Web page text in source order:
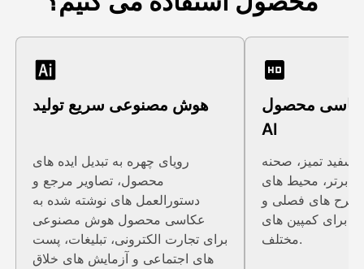
هوش مصنوعی سریع تولید
رویای چهره به تبدیل ایده های
محصول، تصاویر مرجع و
دستورالعمل های نوشته شده به
عکاسی محصول هوش مصنوعی
برای تجارت الکترونی، تبلیغات، پست
های اجتماعی و آزمایش های خلاق
عکاسی محصول
AI
سفید تمیز، صحنه
برتر، محیط های
طرح های فصلی و
برای کمپین های
مختلف.